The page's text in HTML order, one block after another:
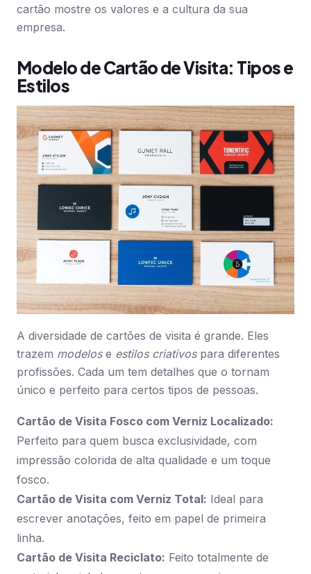
cartão mostre os valores e a cultura da sua
empresa.
Modelo de Cartão de Visita: Tipos e
Estilos
A diversidade de cartões de visita é grande. Eles
trazem modelose estilos criativospara diferentes
profissões. Cada um tem detalhes que o tornam
único e perfeito para certos tipos de pessoas.
Cartão de Visita Fosco com Verniz Localizado:
Perfeito para quem busca exclusividade, com
impressão colorida de alta qualidade e um toque
fosco.
Cartão de Visita com Verniz Total: Ideal para
escrever anotações, feito em papel de primeira
linha.
Cartão de Visita Reciclato: Feito totalmente de